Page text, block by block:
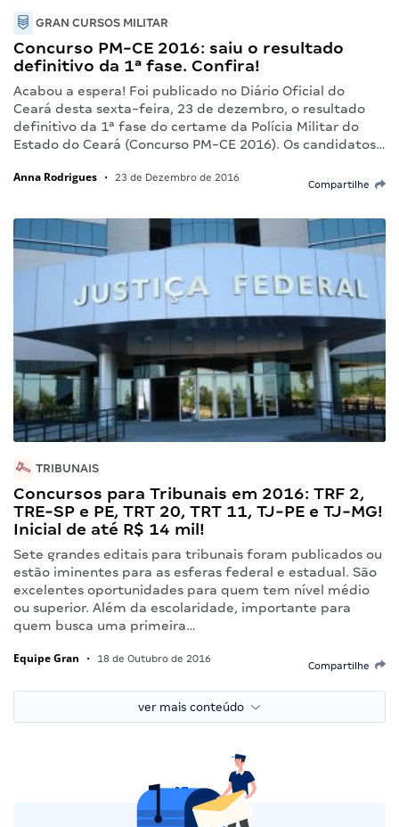
GRAN CURSOS MILITAR
Concurso PM-CE 2016: saiu o resultado
definitivo da 1ª fase. Confira!
Acabou a espera! Foi publicado no Diário Oficial do
Ceará desta sexta-feira, 23 de dezembro, o resultado
definitivo da 1ª fase do certame da Polícia Militar do
Estado do Ceará (Concurso PM-CE 2016). Os candidatos…
Anna Rodrigues • 23 de Dezembro de 2016
Compartilhe
TRIBUNAIS
Concursos para Tribunais em 2016: TRF 2,
TRE-SP e PE, TRT 20, TRT 11, TJ-PE e TJ-MG!
Inicial de até R$ 14 mil!
Sete grandes editais para tribunais foram publicados ou
estão iminentes para as esferas federal e estadual. São
excelentes oportunidades para quem tem nível médio
ou superior. Além da escolaridade, importante para
quem busca uma primeira…
Equipe Gran • 18 de Outubro de 2016
Compartilhe
ver mais conteúdo